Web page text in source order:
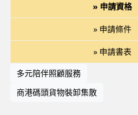
» 申請資格
» 申請條件
» 申請書表
多元陪伴照顧服務
商港碼頭貨物裝卸集散